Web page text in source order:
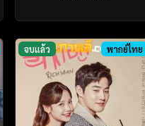
จบแล้ว พากย์ไทย